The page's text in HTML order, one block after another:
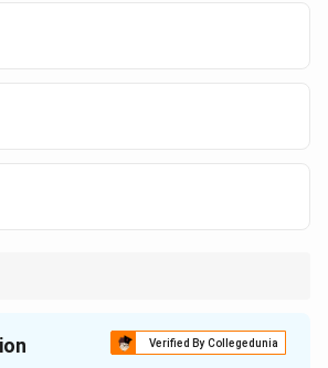
Verified By Collegedunia